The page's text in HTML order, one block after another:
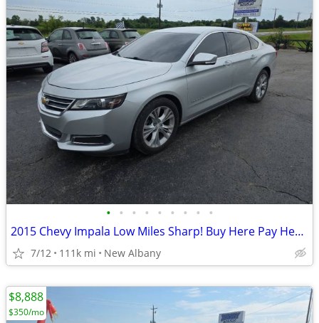
• • • • • • • • •
2015 Chevy Impala Low Miles Sharp! Buy Here Pay Here 3k Down
7/12 111k mi New Albany
$8,888
$350/mo